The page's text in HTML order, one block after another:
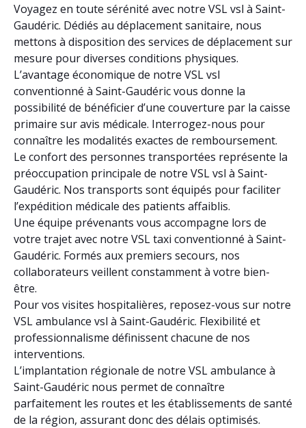
Voyagez en toute sérénité avec notre VSL vsl à Saint-
Gaudéric. Dédiés au déplacement sanitaire, nous
mettons à disposition des services de déplacement sur
mesure pour diverses conditions physiques.
L’avantage économique de notre VSL vsl
conventionné à Saint-Gaudéric vous donne la
possibilité de bénéficier d’une couverture par la caisse
primaire sur avis médicale. Interrogez-nous pour
connaître les modalités exactes de remboursement.
Le confort des personnes transportées représente la
préoccupation principale de notre VSL vsl à Saint-
Gaudéric. Nos transports sont équipés pour faciliter
l’expédition médicale des patients affaiblis.
Une équipe prévenants vous accompagne lors de
votre trajet avec notre VSL taxi conventionné à Saint-
Gaudéric. Formés aux premiers secours, nos
collaborateurs veillent constamment à votre bien-
être.
Pour vos visites hospitalières, reposez-vous sur notre
VSL ambulance vsl à Saint-Gaudéric. Flexibilité et
professionnalisme définissent chacune de nos
interventions.
L’implantation régionale de notre VSL ambulance à
Saint-Gaudéric nous permet de connaître
parfaitement les routes et les établissements de santé
de la région, assurant donc des délais optimisés.